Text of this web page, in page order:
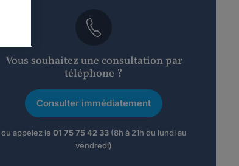
Vous souhaitez une consultation par
téléphone ?
Consulter immédiatement
ou appelez le 01 75 75 42 33(8h à 21h du lundi au
vendredi)